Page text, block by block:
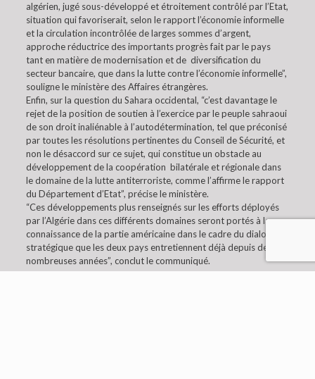
algérien, jugé sous-développé et étroitement contrôlé par l’Etat,
situation qui favoriserait, selon le rapport l’économie informelle
et la circulation incontrôlée de larges sommes d’argent,
approche réductrice des importants progrès fait par le pays
tant en matière de modernisation et de diversification du
secteur bancaire, que dans la lutte contre l’économie informelle”,
souligne le ministère des Affaires étrangères.
Enfin, sur la question du Sahara occidental, “c’est davantage le
rejet de la position de soutien à l’exercice par le peuple sahraoui
de son droit inaliénable à l’autodétermination, tel que préconisé
par toutes les résolutions pertinentes du Conseil de Sécurité, et
non le désaccord sur ce sujet, qui constitue un obstacle au
développement de la coopération bilatérale et régionale dans
le domaine de la lutte antiterroriste, comme l’affirme le rapport
du Département d’Etat”, précise le ministère.
“Ces développements plus renseignés sur les efforts déployés
par l’Algérie dans ces différents domaines seront portés à la
connaissance de la partie américaine dans le cadre du dialogue
stratégique que les deux pays entretiennent déjà depuis de
nombreuses années”, conclut le communiqué.